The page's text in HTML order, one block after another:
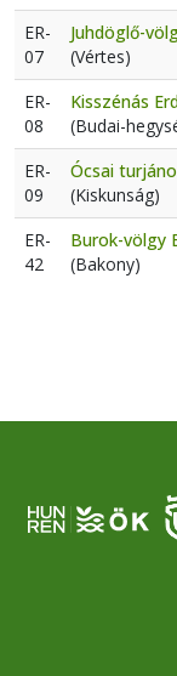
ER-
07
Juhdöglő-
(Vértes)
ER-
08
Kisszénás
(Budai-
ER-
09
Ócsai
(Kiskunság)
ER-
42
Burok-völgy
(Bakony)